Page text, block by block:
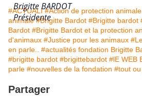
Brigitte BARDOT
Présidente
#ACTUALI #Action de protection animale
animale #Brigitte Bardot #Brigitte bardot
Bardot #Brigitte Bardot et la protection
d'animaux #Justice pour les animaux
en parle..
#actualités fondation Brigitte
#brigitte bardot #brigittebardot #lE WEB
parle #nouvelles de la fondation #tout
Partager